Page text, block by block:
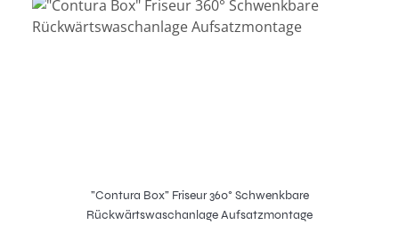
"Contura Box" Friseur 360° Schwenkbare
Rückwärtswaschanlage Aufsatzmontage